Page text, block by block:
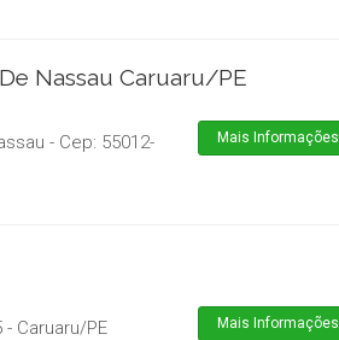
Nassau Caruaru/PE
- Cep: 55012-
Mais Informações
- Caruaru/PE
Mais Informações